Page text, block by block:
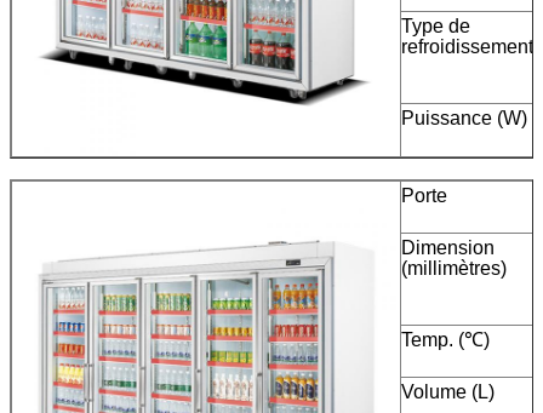
Type de
refroidissement
Puissance (W)
Porte
Dimension
(millimètres)
Temp. (℃)
Volume (L)